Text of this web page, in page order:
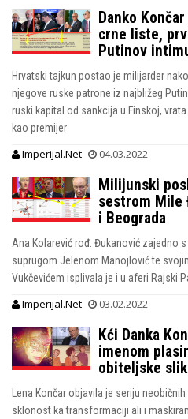
Danko
crne liste,
Putinov
Hrvatski tajkun postao je milijarder
njegove ruske patrone iz najbližeg
ruski kapital od sankcija u Finskoj,
kao premijer
Imperijal.Net 04.03.2022
Milijunski
sestrom Mile
i Beograda
Ana Kolarević rođ. Đukanović zajedno
suprugom Jelenom Manojlović te
Vukčevićem isplivala je i u aferi Rajski
Imperijal.Net 03.02.2022
Kći Danka
imenom
obiteljske
Lena Končar objavila je seriju
sklonost ka transformaciji ali i